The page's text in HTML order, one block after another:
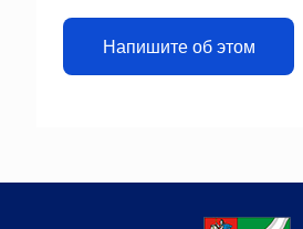
Напишите об этом